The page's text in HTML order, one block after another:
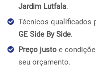
Jardim Lutfala.
Técnicos qualificados
GE Side By Side.
Preço justo e
seu orçamento.